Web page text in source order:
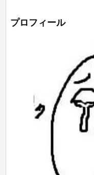
プロフィール